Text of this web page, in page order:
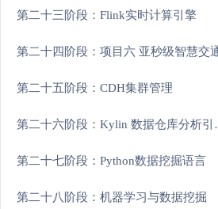
第二十三阶段：Flink实时计算引擎
第二十五阶段：CDH集群管理
第二十
第二十七阶段：Python数据挖掘语言
第二十八阶段：机器学习与数据挖掘